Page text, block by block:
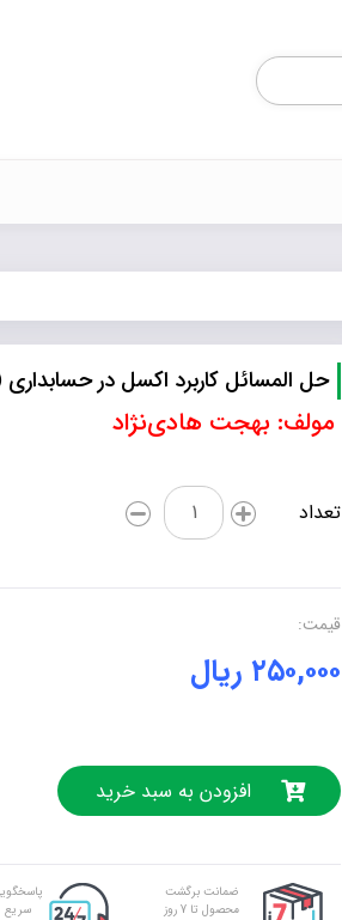
Products
search
حل المسائل کاربرد اکسل در
مولف: بهجت هادی‌نژاد
تعداد
حل
المسائل
اکسل
(جلد
اول)
قیمت:
۲۵۰,۰۰۰ ریال
افزودن به سبد خرید
ضمانت برگشت
محصول تا 7 روز
سریع